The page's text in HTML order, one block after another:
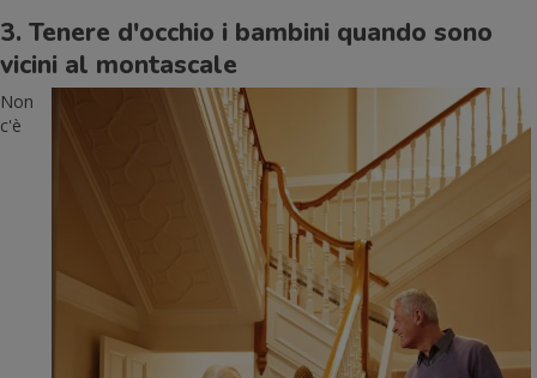
3. Tenere d'occhio i bambini quando sono
vicini al montascale
Non
c'è